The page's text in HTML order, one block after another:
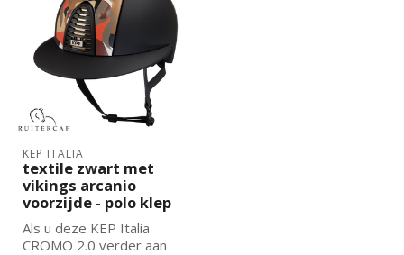
KEP ITALIA
textile zwart met
vikings arcanio
voorzijde - polo klep
Als u deze KEP Italia
CROMO 2.0 verder aan